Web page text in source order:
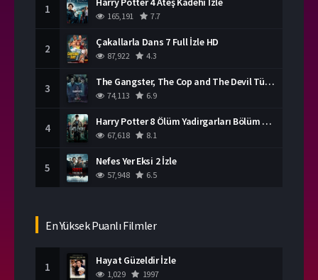
1
165,191 7.7
2 Çakallarla Dans 7 Full İzle HD
87,922 4.3
3 The Gangster, The Cop and The Devil Türkçe Dublaj İzle
74,113 6.9
4 Harry Potter 8 Ölüm Yadirgarları Bölüm 2 İzle
67,618 8.1
5 Nefes Yer Eksi 2 İzle
57,948 6.5
En Yüksek Puanlı Filmler
1 Hayat Güzeldir İzle
1,029 1997